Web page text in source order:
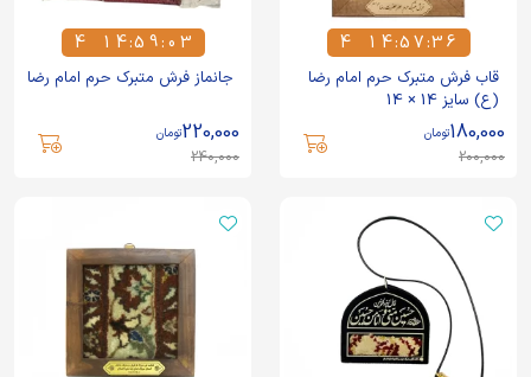
4
4
1
1
4
4
:5
5
7
7
:3
3
6
6
قاب فرش متبرک حرم امام رضا
(ع) سایز 14 × 14
200,000
180,000تومان
4
4
1
1
4
4
:5
5
9
9
:0
0
3
3
جانماز فرش متبرک حرم امام رضا
240,000
220,000تومان